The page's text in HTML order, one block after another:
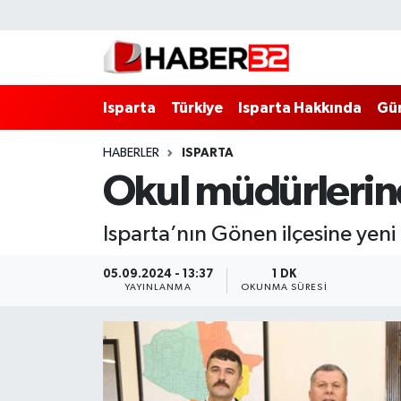
Isparta Türkiye Isparta Hakkında
HABERLER ISPARTA
Okul
Isparta’nın Gönen ilçesine
05.09.2024 - 13:37
YAYINLANMA
1 DK
OKUNMA SÜRESI
Isparta Hakkında
Esnaf Diyor ki;
BİLİM VE TEKNOLOJİ
Isparta Nöbetçi Eczaneler
Isparta Hava Durumu
Isparta Trafik Yoğunluk Haritası
Süper Lig Puan Durumu ve Fikstür
Tüm Manşetler
Haber Arşivi